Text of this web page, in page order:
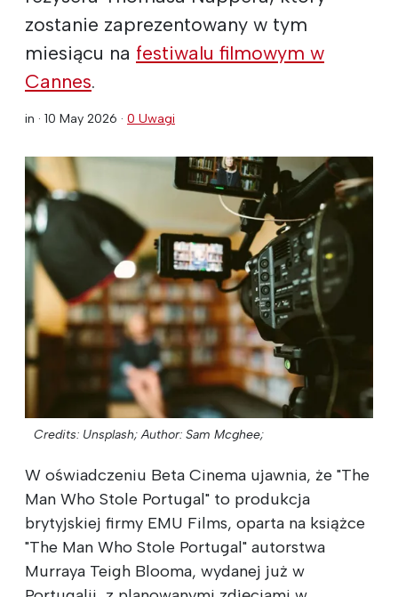
zostanie zaprezentowany w tym
miesiącu na festiwalu filmowym w
Cannes.
in · 10 May 2026 · 0 Uwagi
Credits: Unsplash; Author: Sam Mcghee;
W oświadczeniu Beta Cinema ujawnia, że "The
Man Who Stole Portugal" to produkcja
brytyjskiej firmy EMU Films, oparta na książce
"The Man Who Stole Portugal" autorstwa
Murraya Teigh Blooma, wydanej już w